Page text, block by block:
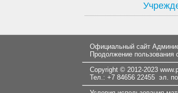
Официальный сайт
Продолжение пользования
Copyright © 2012-2023
Тел.: +7 84656 22455 эл.